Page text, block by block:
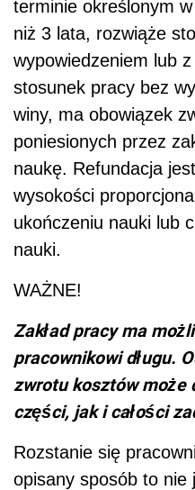
terminie określonym
niż 3 lata, rozwiąże
wypowiedzeniem lub
stosunek pracy bez
winy, ma obowiązek
poniesionych przez
naukę. Refundacja
wysokości
ukończeniu nauki lub
nauki.
WAŻNE!
Zakład pracy ma
pracownikowi długu.
zwrotu kosztów może
części, jak i całości
Rozstanie się
opisany sposób to nie